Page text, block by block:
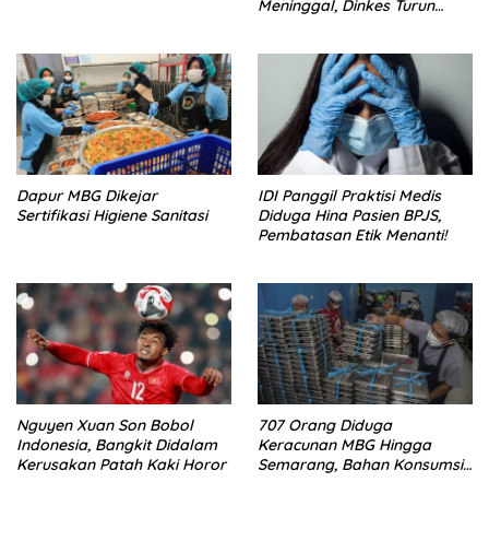
Meninggal, Dinkes Turun
Dapur MBG Dikejar
Sertifikasi Higiene Sanitasi
IDI Panggil Praktisi Medis
Diduga Hina Pasien BPJS,
Pembatasan Etik Menanti!
Nguyen Xuan Son Bobol
Indonesia, Bangkit Didalam
Kerusakan Patah Kaki Horor
707 Orang Diduga
Keracunan MBG Hingga
Semarang, Bahan Konsumsi